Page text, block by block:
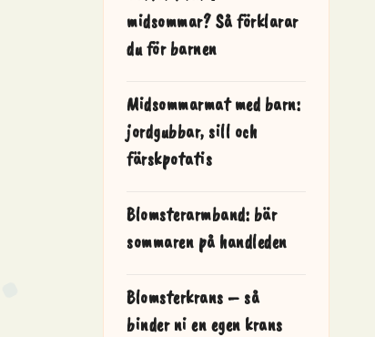
midsommar? Så förklarar
du för barnen
Midsommarmat med barn:
jordgubbar, sill och
färskpotatis
Blomsterarmband: bär
sommaren på handleden
Blomsterkrans – så
binder ni en egen krans